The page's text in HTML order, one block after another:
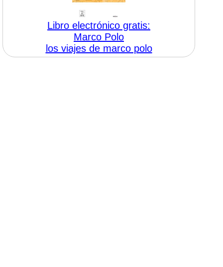
Libro electrónico gratis:
Marco Polo
los viajes de marco polo